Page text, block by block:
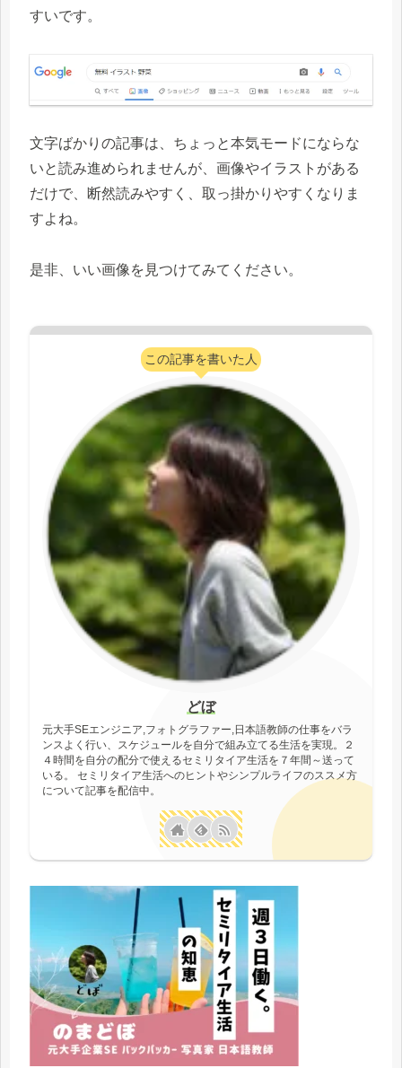
すいです。
文字ばかりの記事は、ちょっと本気モードにならな
いと読み進められませんが、画像やイラストがある
だけで、断然読みやすく、取っ掛かりやすくなりま
すよね。
是非、いい画像を見つけてみてください。
この記事を書いた人
どぼ
元大手SEエンジニア,フォトグラファー,日本語教師の仕事をバラ
ンスよく行い、スケジュールを自分で組み立てる生活を実現。２
４時間を自分の配分で使えるセミリタイア生活を７年間～送って
いる。 セミリタイア生活へのヒントやシンプルライフのススメ方
について記事を配信中。